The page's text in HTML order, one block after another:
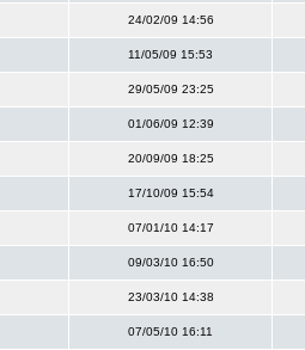
24/02/09 14:56
11/05/09 15:53
29/05/09 23:25
01/06/09 12:39
20/09/09 18:25
17/10/09 15:54
07/01/10 14:17
09/03/10 16:50
23/03/10 14:38
07/05/10 16:11